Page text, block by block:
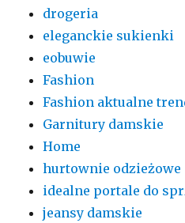
drogeria
eleganckie sukienki
eobuwie
Fashion
Fashion aktualne
Garnitury damskie
Home
hurtownie odzieżowe
idealne portale do
jeansy damskie